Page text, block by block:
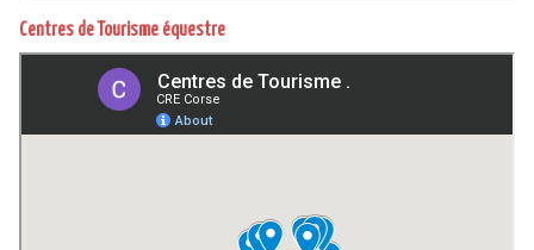
Centres de Tourisme équestre